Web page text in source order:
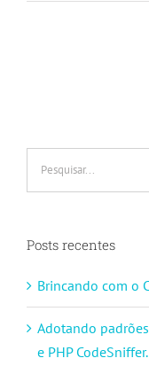
resultados
Posts recentes
Brincando com o
Adotando
e PHP CodeSniffer.